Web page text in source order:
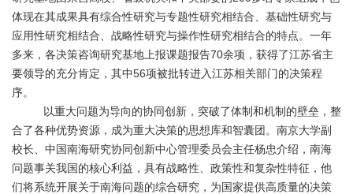
体现在其成果具有综合性研究与专题性研究相结合、基础性研究与
应用性研究相结合、战略性研究与操作性研究相结合的特点。一年
多来，各决策咨询研究基地上报课题报告70余项，获得了江苏省主
要领导的充分肯定，其中56项被批转进入江苏相关部门的决策程
序。
以重大问题为导向的协同创新，突破了体制和机制的壁垒，整
合了各种优势资源，成为重大决策的思想库和智囊团。南京大学副
校长、中国南海研究协同创新中心管理委员会主任杨忠介绍，南海
问题事关我国的核心利益，具有战略性、政策性和复杂性特征，他
们将系统开展关于南海问题的综合研究，为国家提供高质量的决策